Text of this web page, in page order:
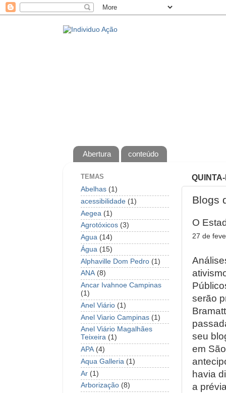
Abertura conteúdo
Blogs
O
27 de
serão
seu
em
havia
a
TEMAS
Abelhas (1)
acessibilidade (1)
Aegea (1)
Agrotóxicos (3)
Agua (14)
Água (15)
Alphaville Dom Pedro (1)
ANA (8)
Ancar Ivahnoe Campinas
(1)
Anel Viário (1)
Anel Viario Campinas (1)
Anel Viário Magalhães
Teixeira (1)
APA (4)
Aqua Galleria (1)
Ar (1)
Arborização (8)